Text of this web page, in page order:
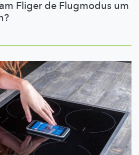
Fliger de Flugmodus um